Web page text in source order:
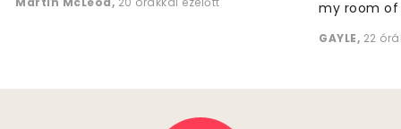
my room of
GAYLE, 22